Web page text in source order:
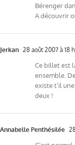
Bérenger
A découvrir
Jerkan 28 août 2007 à 18
Ce billet est
ensemble.
existe t’il
deux !
Annabelle Penthésilée